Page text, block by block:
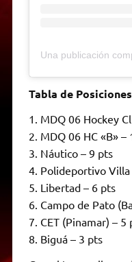
Tabla de
1. MDQ 06 Hockey
2. MDQ 06 HC «B» –
3. Náutico – 9 pts
4. Polideportivo Villa
5. Libertad – 6 pts
6. Campo de Pato
7. CET (Pinamar) – 5
8. Biguá – 3 pts